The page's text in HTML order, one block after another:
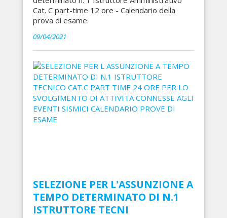
Cat. C part-time 12 ore - Calendario della
prova di esame.
09/04/2021
SELEZIONE PER L'ASSUNZIONE A
TEMPO DETERMINATO DI N.1
ISTRUTTORE TECNI